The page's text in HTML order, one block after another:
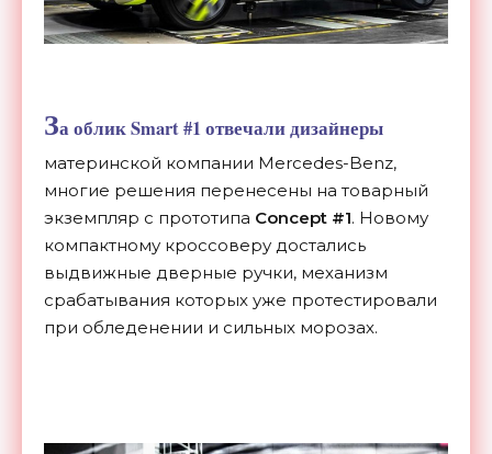
За облик Smart #1 отвечали дизайнеры
материнской компании Mercedes-Benz,
многие решения перенесены на товарный
экземпляр с прототипа Concept #1. Новому
компактному кроссоверу достались
выдвижные дверные ручки, механизм
срабатывания которых уже протестировали
при обледенении и сильных морозах.